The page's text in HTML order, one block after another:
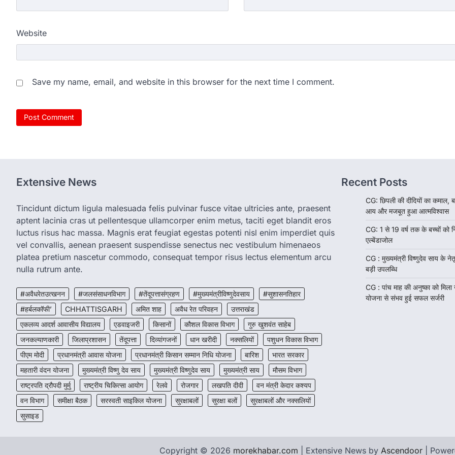
Website
Save my name, email, and website in this browser for the next time I comment.
Extensive News
Tincidunt dictum ligula malesuada felis pulvinar fusce vitae ultricies ante, praesent
aptent lacinia cras ut pellentesque ullamcorper enim metus, taciti eget blandit eros
luctus risus hac massa. Magnis erat feugiat egestas potenti nisl enim imperdiet quis
vel convallis, aenean praesent suspendisse senectus nec vestibulum himenaeos
platea pretium nascetur commodo, consequat tempor risus lectus elementum arcu
nulla rutrum ante.
#अवैधरेतउत्खनन #जलसंसाधनविभाग #तेंदूपत्तासंग्रहण #मुख्यमंत्रीविष्णुदेवसाय
#सुशासनतिहार
#हर्बलकॉफी’
CHHATTISGARH अमित शाह अवैध रेत परिवहन
उत्तराखंड
एकलव्य आदर्श आवासीय विद्यालय
एडवाइजरी किसानों कौशल विकास विभाग
गुरु खुशवंत साहेब
जनकल्याणकारी
जिलाप्रशासन तेंदूपत्ता दिव्यांगजनों धान खरीदी नक्सलियों
पशुधन विकास विभाग
पीएम मोदी
प्रधानमंत्री आवास योजना प्रधानमंत्री किसान सम्मान निधि योजना बारिश
भारत सरकार
महतारी वंदन योजना
मुख्यमंत्री विष्णु देव साय मुख्यमंत्री विष्णुदेव साय मुख्यमंत्री साय
मौसम विभाग
राष्ट्रपति द्रौपदी मुर्मु
राष्ट्रीय चिकित्सा आयोग रेलवे रोजगार लखपति दीदी
वन मंत्री केदार कश्यप
वन विभाग
समीक्षा बैठक सरस्वती साइकिल योजना सुरक्षाबलों सुरक्षा बलों
सुरक्षाबलों और नक्सलियों
सुसाइड
Recent Posts
CG: छिपली की दीदियों का कमाल,
आय और मजबूत हुआ आत्मविश्वास
CG: 1 से 19 वर्ष तक के बच्चों को
एल्बेंडाजोल
CG : मुख्यमंत्री विष्णुदेव साय के
बड़ी उपलब्धि
CG : पांच माह की अनुष्का को मिला
योजना से संभव हुई सफल सर्जरी
Copyright © 2026 morekhabar.com | Extensive News by Ascendoor |